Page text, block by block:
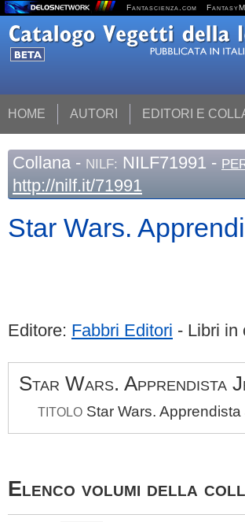
Fantascienza.com
HOME AUTORI EDITORI E
Collana - NILF: NILF71991 -
http://nilf.it/71991
Star Wars.
Editore: Fabbri Editori - Libri in
Star Wars. Apprendista
TITOLO Star Wars. Apprendista
Elenco volumi della